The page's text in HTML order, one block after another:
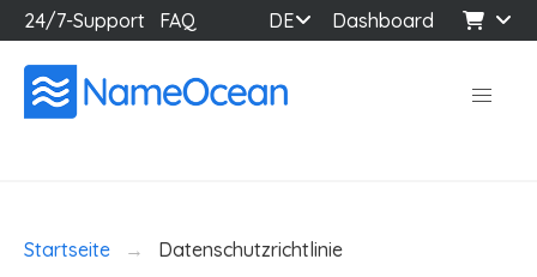
24/7-Support FAQ DE Dashboard
Startseite Datenschutzrichtlinie